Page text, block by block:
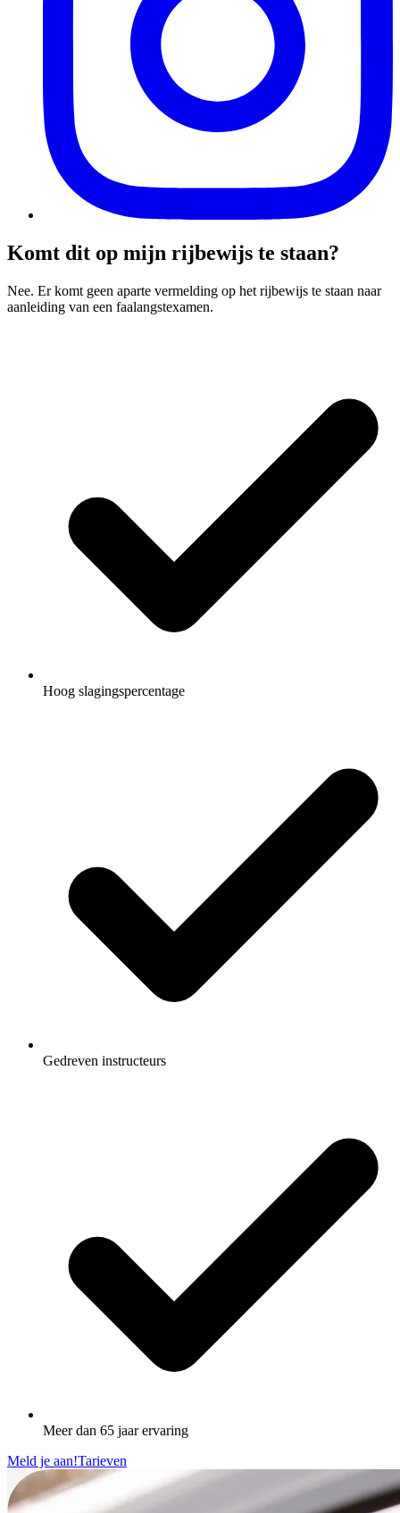
Komt dit op mijn rijbewijs te staan?
Nee. Er komt geen aparte vermelding op het rijbewijs te staan naar
aanleiding van een faalangstexamen.
Hoog slagingspercentage
Gedreven instructeurs
Meer dan 65 jaar ervaring
Meld je aan!Tarieven